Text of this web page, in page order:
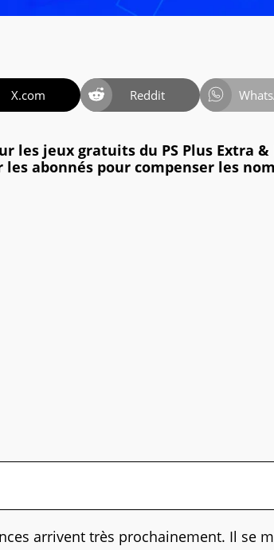
X.com Reddit
les jeux gratuits du PS Plus Extra
abonnés pour compenser les
arrivent très prochainement. Il se